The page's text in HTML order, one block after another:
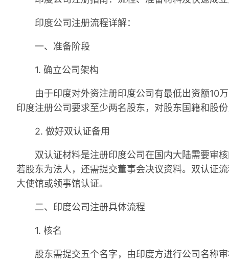
印度公司注册流程详解：
一、准备阶段
1. 确立公司架构
由于印度对外资注册印度公司有最低出资额10万
印度注册公司要求至少两名股东，对股东国籍和股
2. 做好双认证备用
双认证材料是注册印度公司在国内大陆需要审
若股东为法人，还需提交董事会决议资料。双认证
大使馆或领事馆认证。
二、印度公司注册具体流程
1. 核名
股东需提交五个名字，由印度方进行公司名称审